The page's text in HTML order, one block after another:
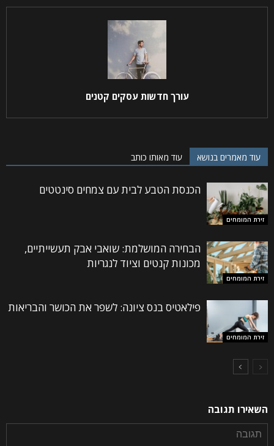
עורך חדשות עסקים קטנים
עוד מאמרים בנושא עוד מאותו כותב
זירת המומחים
הכנסת הטבע לבית עם צמחים סינטטים
זירת המומחים
הבחירה המושלמת: שואבי אבק תעשייתיים,
מכונות קנטים וציוד לנגריות
זירת המומחים
פילאטיס בנס ציונה: לשפר את הכושר והבריאות
השאירו תגובה